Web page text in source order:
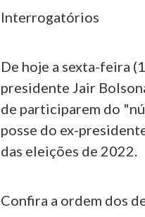
Interrogatórios
De hoje a sexta-feira
presidente Jair
de participarem do
posse do ex-
das eleições de 2022.
Confira a ordem dos